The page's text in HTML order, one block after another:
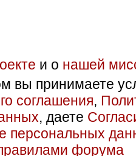
и о нашей
вы принимаете
соглашения,
, даете
персональных
форума